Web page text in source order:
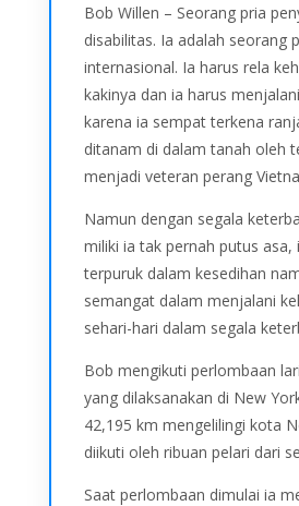
Bob Willen – Seorang pria
disabilitas. Ia adalah seorang
internasional. Ia harus rela
kakinya dan ia harus
karena ia sempat terkena
ditanam di dalam tanah oleh
menjadi veteran perang
Namun dengan segala
miliki ia tak pernah putus asa,
terpuruk dalam kesedihan
semangat dalam menjalani
sehari-hari dalam segala
Bob mengikuti perlombaan
yang dilaksanakan di New
42,195 km mengelilingi kota
diikuti oleh ribuan pelari dari
Saat perlombaan dimulai ia